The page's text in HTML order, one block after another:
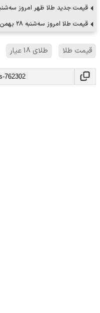
قیمت جدید طلا ظهر امروز سه‌شنبه ۲۸ بهمن‌
قیمت طلا امروز سه‌شنبه ۲۸ بهمن ۱۴۰۴؛ طلای ۱۸ عیار چقدر ریخت؟
قیمت طلا طلای 18 عیار